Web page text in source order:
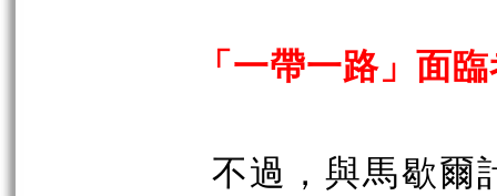
「一帶一路」面
不過，與馬歇爾